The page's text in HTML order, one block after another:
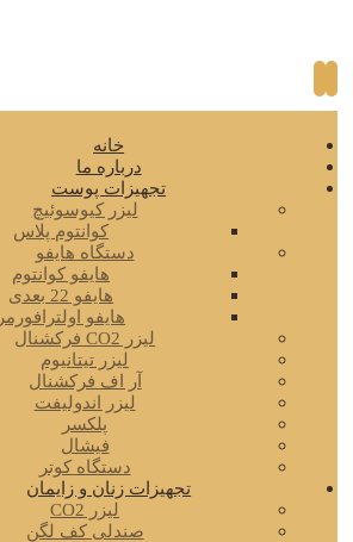
خانه
درباره ما
تجهیزات پوست
لیزر کیوسوئیچ
کوانتوم پلاس
دستگاه هایفو
هایفو کوانتوم
هایفو 22 بعدی
هایفو اولترافورمر
لیزر CO2 فرکشنال
لیزر تیتانیوم
آر اف فرکشنال
لیزر اندولیفت
پلکسر
فیشال
دستگاه کوتر
تجهیزات زنان و زایمان
لیزر CO2
صندلی کف لگن